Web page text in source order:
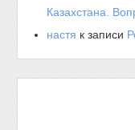
Казахстана.
настя к записи